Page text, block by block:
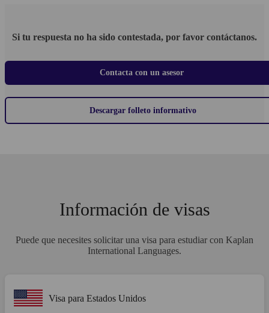
Si tu respuesta no ha sido contestada, por favor contáctanos.
Contacta con un asesor
Descargar folleto informativo
Información de visas
Puede que necesites solicitar una visa para estudiar con Kaplan
International Languages.
Visa para Estados Unidos